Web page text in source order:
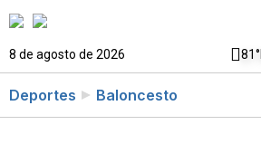
8 de agosto de 2026 81°
Deportes Baloncesto